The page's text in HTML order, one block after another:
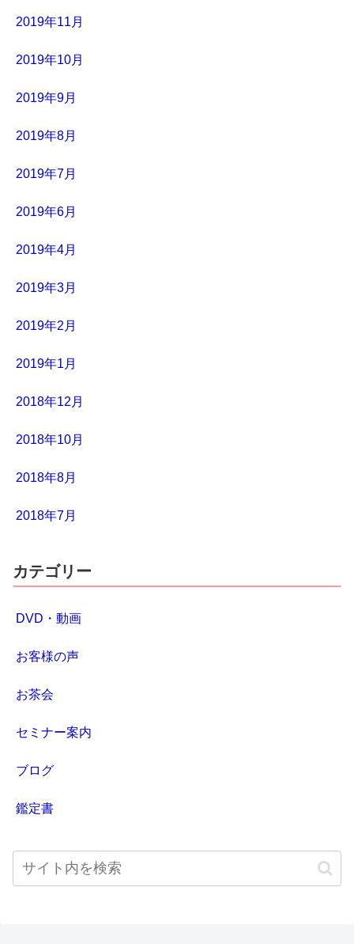
2019年11月
2019年10月
2019年9月
2019年8月
2019年7月
2019年6月
2019年4月
2019年3月
2019年2月
2019年1月
2018年12月
2018年10月
2018年8月
2018年7月
カテゴリー
DVD・動画
お客様の声
お茶会
セミナー案内
ブログ
鑑定書